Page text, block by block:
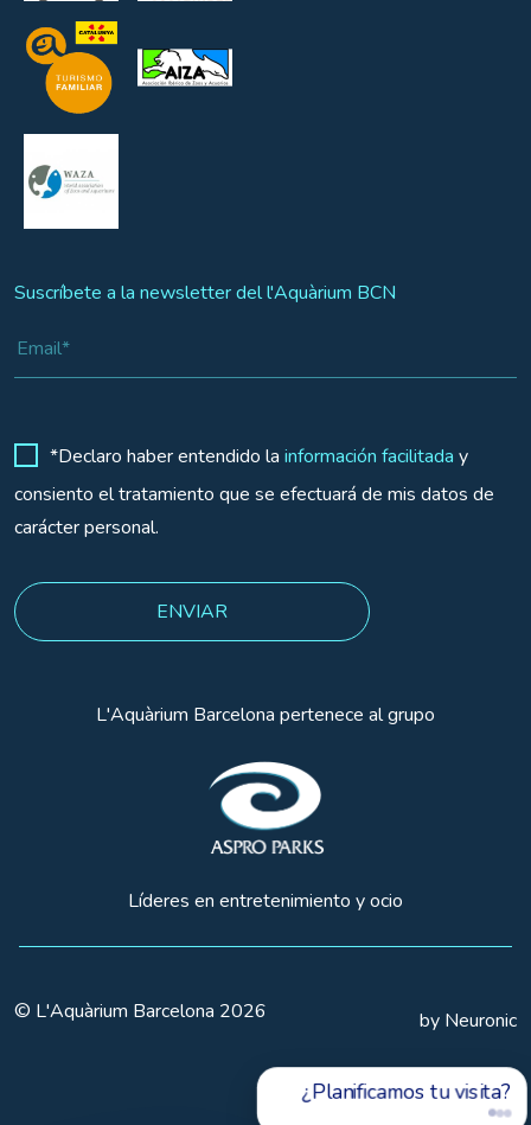
Suscríbete a la newsletter del l'Aquàrium BCN
*Declaro haber entendido la información facilitada y
consiento el tratamiento que se efectuará de mis datos de
carácter personal.
L'Aquàrium Barcelona pertenece al grupo
Líderes en entretenimiento y ocio
© L'Aquàrium Barcelona 2026 by Neuronic
¿Planificamos tu visita?